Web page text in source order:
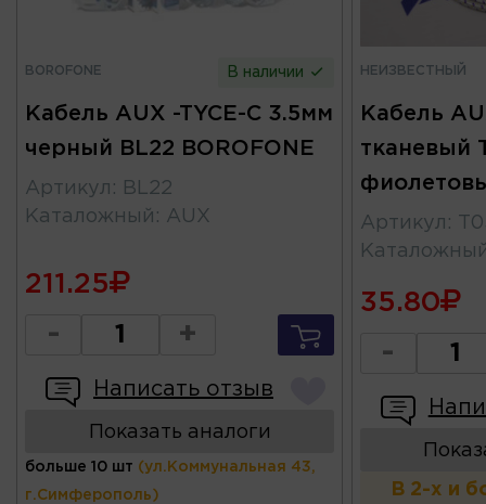
BOROFONE В наличии
Кабель AUX -TYCE-C 3.5мм
черный BL22 BOROFONE
Артикул :
BL22
Каталожный : AUX
211.25
- +
Написать отзыв
Показать аналоги
больше 10 шт (ул.Коммунальная 43,
г.Симферополь)
НЕИЗВЕСТНЫЙ
Кабель
тканевый
Артикул :
35.80
-
В 2-х и